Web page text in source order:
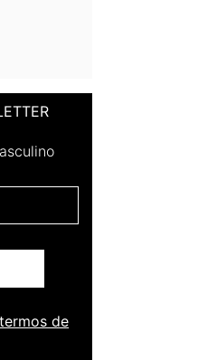
termos de